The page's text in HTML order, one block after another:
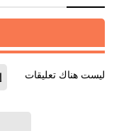
ليست هناك تعليقات